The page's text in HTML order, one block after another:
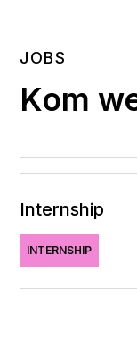
JOBS
Kom
Internship
INTERNSHIP